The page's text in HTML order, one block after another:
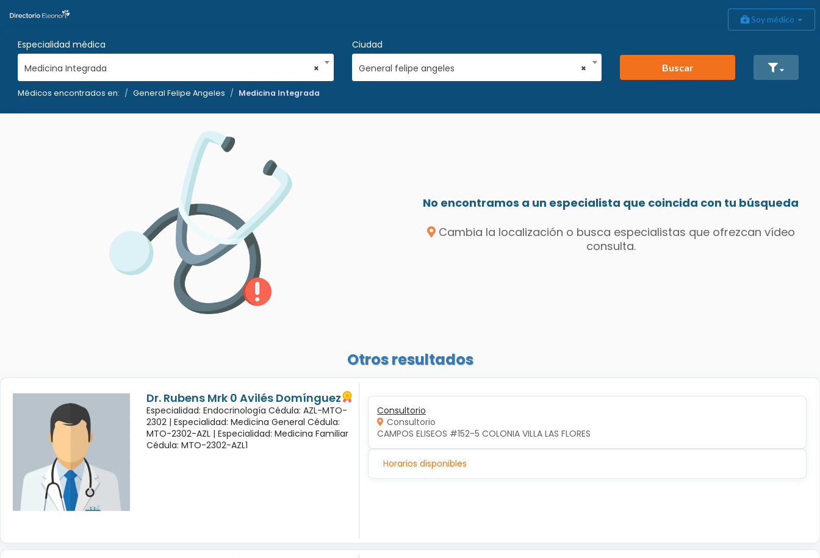
Soy médico
Especialidad médica
×
Medicina Integrada
Ciudad
×
General felipe angeles Buscar
Médicos encontrados en: General Felipe Angeles Medicina Integrada
No encontramos a un especialista que coincida con tu búsqueda
Cambia la localización o busca especialistas que ofrezcan vídeo
consulta.
Otros resultados
Dr. Rubens Mrk 0 Avilés Domínguez
Especialidad: Endocrinología Cédula: AZL-MTO-
2302 | Especialidad: Medicina General Cédula:
MTO-2302-AZL | Especialidad: Medicina Familiar
Cédula: MTO-2302-AZL1
Consultorio
Consultorio
CAMPOS ELISEOS #152-5 COLONIA VILLA LAS FLORES
Horarios disponibles